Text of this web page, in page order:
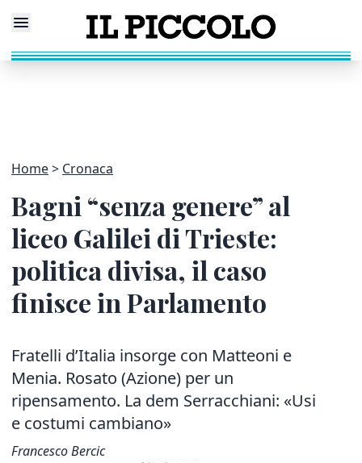
Home Cronaca
Bagni “senza genere” al
liceo Galilei di Trieste:
politica divisa, il caso
finisce in Parlamento
Fratelli d’Italia insorge con Matteoni e
Menia. Rosato (Azione) per un
ripensamento. La dem Serracchiani: «Usi
e costumi cambiano»
Francesco Bercic